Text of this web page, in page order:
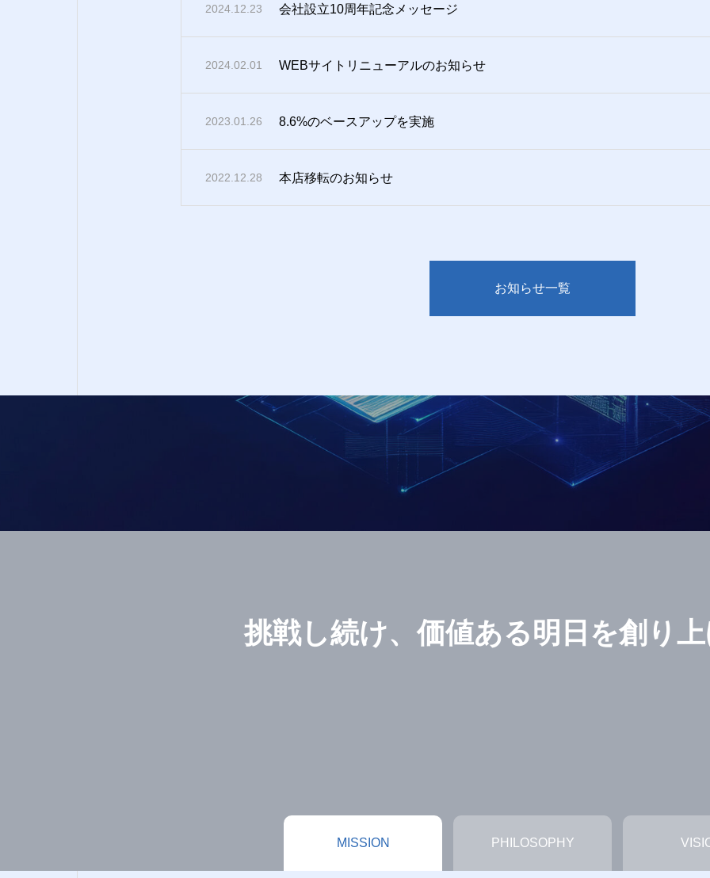
2024.12.23 会社設立10周年記念メッセージ
2024.02.01 WEBサイトリニューアルのお知らせ
2023.01.26 8.6%のベースアップを実施
2022.12.28 本店移転のお知らせ
お知らせ一覧
挑戦し続け、価値ある明日を創り
MISSION PHILOSOPHY